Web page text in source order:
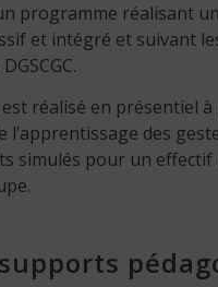
programme réalisant
et intégré et suivant
réalisé en présentiel
l’apprentissage des
simulés pour un effectif